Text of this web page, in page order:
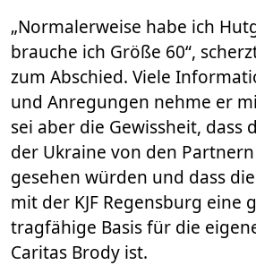
„Normalerweise habe ich
brauche ich Größe 60“,
zum Abschied. Viele
und Anregungen nehme er
sei aber die Gewissheit, dass
der Ukraine von den
gesehen würden und dass
mit der KJF Regensburg eine
tragfähige Basis für die
Caritas Brody ist.